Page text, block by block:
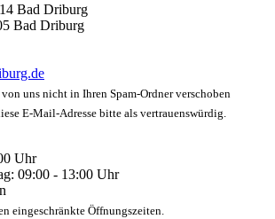
Bad Driburg
Bad Driburg
uns nicht in Ihren Spam-Ordner verschoben
E-Mail-Adresse bitte als vertrauenswürdig.
Uhr
09:00 - 13:00 Uhr
eingeschränkte Öffnungszeiten.